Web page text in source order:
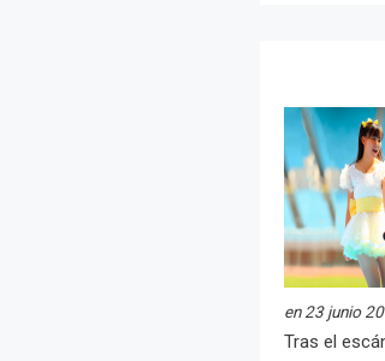
en 23 junio
Tras el